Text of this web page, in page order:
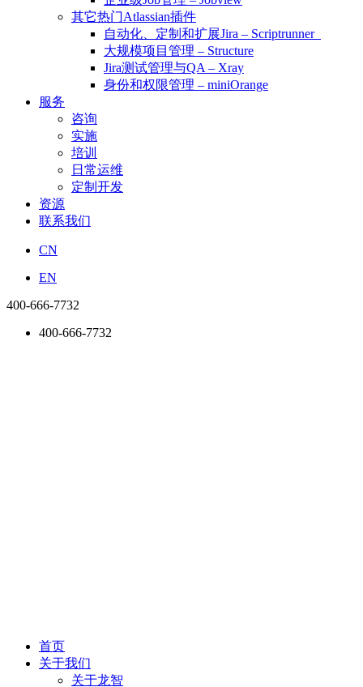
其它热门Atlassian插件
自动化、定制和扩展Jira – Scriptrunner
大规模项目管理 – Structure
Jira测试管理与QA – Xray
身份和权限管理 – miniOrange
服务
咨询
实施
培训
日常运维
定制开发
资源
联系我们
CN
EN
400-666-7732
400-666-7732
首页
关于我们
关于龙智